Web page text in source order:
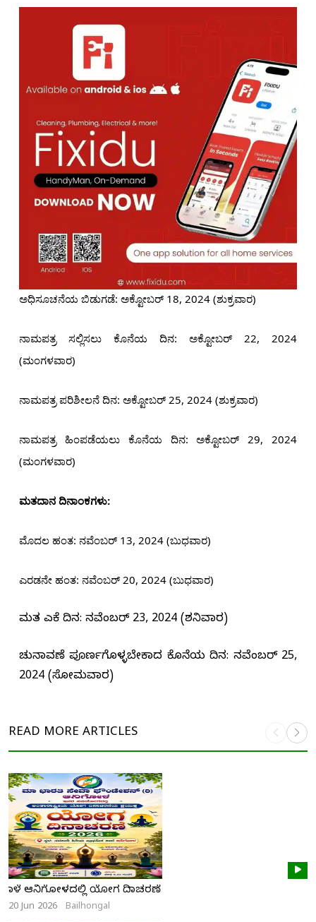
ಅಧಿಸೂಚನೆಯ ಬಿಡುಗಡೆ: ಅಕ್ಟೋಬರ್ 18, 2024 (ಶುಕ್ರವಾರ)
ನಾಮಪತ್ರ ಸಲ್ಲಿಸಲು ಕೊನೆಯ ದಿನ: ಅಕ್ಟೋಬರ್ 22, 2024
(ಮಂಗಳವಾರ)
ನಾಮಪತ್ರ ಪರಿಶೀಲನೆ ದಿನ: ಅಕ್ಟೋಬರ್ 25, 2024 (ಶುಕ್ರವಾರ)
ನಾಮಪತ್ರ ಹಿಂಪಡೆಯಲು ಕೊನೆಯ ದಿನ: ಅಕ್ಟೋಬರ್ 29, 2024
(ಮಂಗಳವಾರ)
ಮತದಾನ ದಿನಾಂಕಗಳು:
ಮೊದಲ ಹಂತ: ನವೆಂಬರ್ 13, 2024 (ಬುಧವಾರ)
ಎರಡನೇ ಹಂತ: ನವೆಂಬರ್ 20, 2024 (ಬುಧವಾರ)
ಮತ ಎಣಿಕೆ ದಿನ: ನವೆಂಬರ್ 23, 2024 (ಶನಿವಾರ)
ಚುನಾವಣೆ ಪೂರ್ಣಗೊಳ್ಳಬೇಕಾದ ಕೊನೆಯ ದಿನ: ನವೆಂಬರ್ 25,
2024 (ಸೋಮವಾರ)
READ MORE ARTICLES
ನಾಳೆ ಆನಿಗೋಳದಲ್ಲಿ ಯೋಗ ದಿನಾಚರಣೆ
20 Jun 2026 Bailhongal